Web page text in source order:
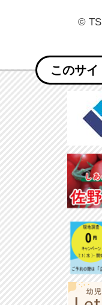
©
このサイ